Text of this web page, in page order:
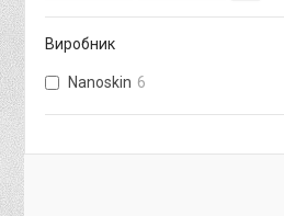
Виробник
Nanoskin 6